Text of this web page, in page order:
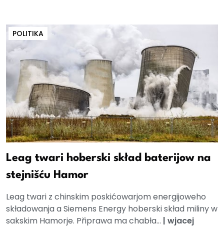
POLITIKA
Leag twari hoberski skład baterijow na
stejnišću Hamor
Leag twari z chinskim poskićowarjom energijoweho
składowanja a Siemens Energy hoberski skład miliny w
sakskim Hamorje. Připrawa ma chabła... | wjacej